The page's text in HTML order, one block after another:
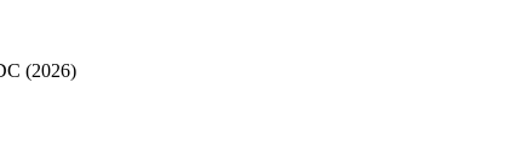
(2026)